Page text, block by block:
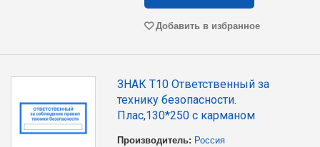
Добавить в избранное
ЗНАК T10 Ответственный за
технику безопасности.
Плас,130*250 с карманом
Производитель: Россия